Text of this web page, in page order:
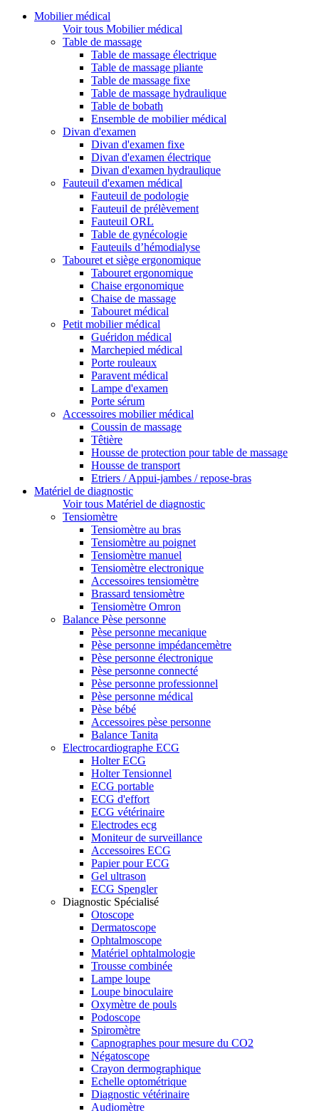
Mobilier médical
Voir tous Mobilier médical
Table de massage
Table de massage électrique
Table de massage pliante
Table de massage fixe
Table de massage hydraulique
Table de bobath
Ensemble de mobilier médical
Divan d'examen
Divan d'examen fixe
Divan d'examen électrique
Divan d'examen hydraulique
Fauteuil d'examen médical
Fauteuil de podologie
Fauteuil de prélèvement
Fauteuil ORL
Table de gynécologie
Fauteuils d’hémodialyse
Tabouret et siège ergonomique
Tabouret ergonomique
Chaise ergonomique
Chaise de massage
Tabouret médical
Petit mobilier médical
Guéridon médical
Marchepied médical
Porte rouleaux
Paravent médical
Lampe d'examen
Porte sérum
Accessoires mobilier médical
Coussin de massage
Têtière
Housse de protection pour table de massage
Housse de transport
Etriers / Appui-jambes / repose-bras
Matériel de diagnostic
Voir tous Matériel de diagnostic
Tensiomètre
Tensiomètre au bras
Tensiomètre au poignet
Tensiomètre manuel
Tensiomètre electronique
Accessoires tensiomètre
Brassard tensiomètre
Tensiomètre Omron
Balance Pèse personne
Pèse personne mecanique
Pèse personne impédancemètre
Pèse personne électronique
Pèse personne connecté
Pèse personne professionnel
Pèse personne médical
Pèse bébé
Accessoires pèse personne
Balance Tanita
Electrocardiographe ECG
Holter ECG
Holter Tensionnel
ECG portable
ECG d'effort
ECG vétérinaire
Electrodes ecg
Moniteur de surveillance
Accessoires ECG
Papier pour ECG
Gel ultrason
ECG Spengler
Diagnostic Spécialisé
Otoscope
Dermatoscope
Ophtalmoscope
Matériel ophtalmologie
Trousse combinée
Lampe loupe
Loupe binoculaire
Oxymètre de pouls
Podoscope
Spiromètre
Capnographes pour mesure du CO2
Négatoscope
Crayon dermographique
Echelle optométrique
Diagnostic vétérinaire
Audiomètre